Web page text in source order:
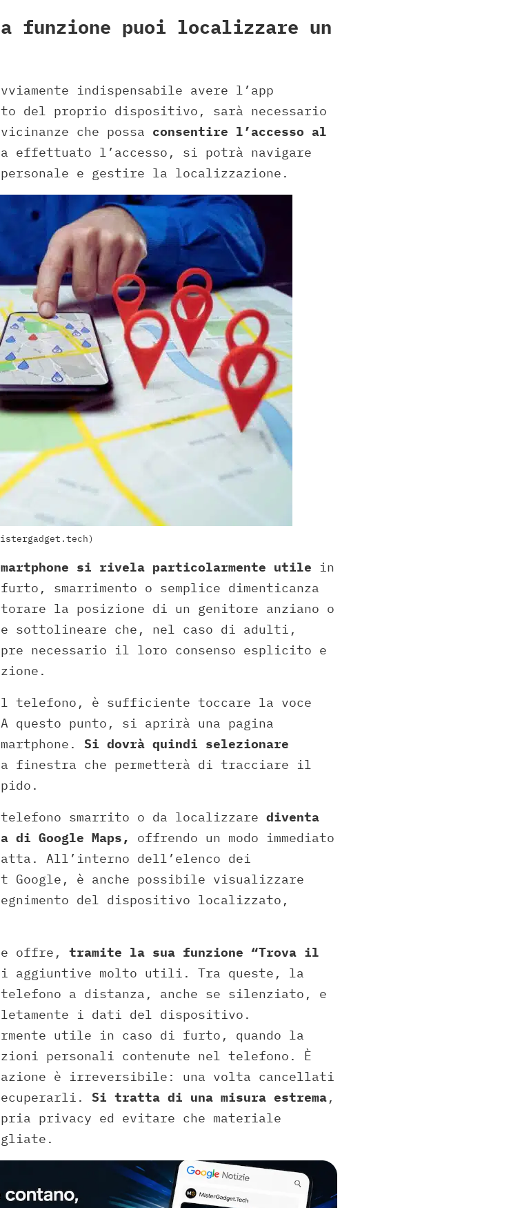
funzione puoi localizzare un
indispensabile avere l’app
del proprio dispositivo, sarà necessario
che possa consentire l’accesso al
effettuato l’accesso, si potrà navigare
e gestire la localizzazione.
si rivela particolarmente utile in
smarrimento o semplice dimenticanza
la posizione di un genitore anziano o
sottolineare che, nel caso di adulti,
necessario il loro consenso esplicito e
telefono, è sufficiente toccare la voce
questo punto, si aprirà una pagina
Si dovrà quindi selezionare
finestra che permetterà di tracciare il
smarrito o da localizzare diventa
di Google Maps,
offrendo un modo immediato
All’interno dell’elenco dei
è anche possibile visualizzare
del dispositivo localizzato,
offre, tramite la sua funzione “Trova il
aggiuntive molto utili. Tra queste, la
a distanza, anche se silenziato, e
i dati del dispositivo.
utile in caso di furto, quando la
personali contenute nel telefono. È
azione è irreversibile: una volta cancellati
Si tratta di una misura estrema,
privacy ed evitare che materiale